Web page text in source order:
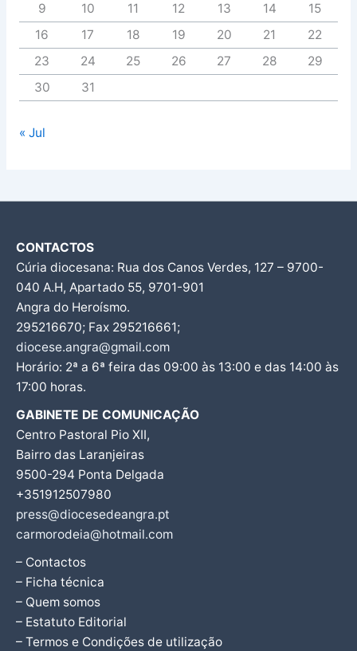
9
10 11 12 13 14
15
16
17 18 19 20 21
22
23
24 25 26 27 28
29
30
31
« Jul
CONTACTOS
Cúria diocesana: Rua dos Canos Verdes, 127 – 9700-
040 A.H, Apartado 55, 9701-901
Angra do Heroísmo.
295216670; Fax 295216661;
diocese.angra@gmail.com
Horário: 2ª a 6ª feira das 09:00 às 13:00 e das 14:00 às
17:00 horas.
GABINETE DE COMUNICAÇÃO
Centro Pastoral Pio XII,
Bairro das Laranjeiras
9500-294 Ponta Delgada
+351912507980
press@diocesedeangra.pt
carmorodeia@hotmail.com
– Contactos
– Ficha técnica
– Quem somos
– Estatuto Editorial
– Termos e Condições de utilização